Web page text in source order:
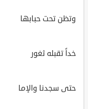
وتظن تحت حبابها
خداً تقبله ثغور
حتى سجدنا والإما